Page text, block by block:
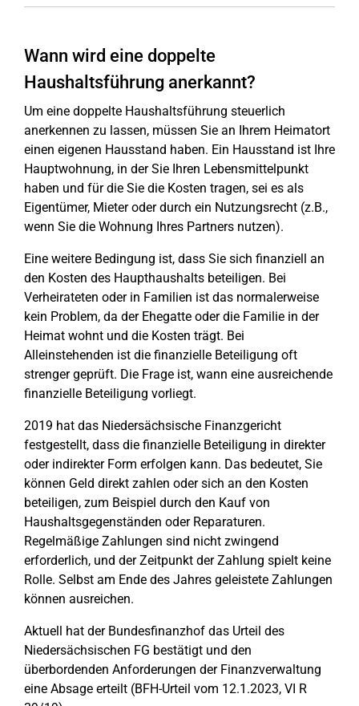
Wann wird eine doppelte
Haushaltsführung anerkannt?
Um eine doppelte Haushaltsführung steuerlich
anerkennen zu lassen, müssen Sie an Ihrem Heimatort
einen eigenen Hausstand haben. Ein Hausstand ist Ihre
Hauptwohnung, in der Sie Ihren Lebensmittelpunkt
haben und für die Sie die Kosten tragen, sei es als
Eigentümer, Mieter oder durch ein Nutzungsrecht (z.B.,
wenn Sie die Wohnung Ihres Partners nutzen).
Eine weitere Bedingung ist, dass Sie sich finanziell an
den Kosten des Haupthaushalts beteiligen. Bei
Verheirateten oder in Familien ist das normalerweise
kein Problem, da der Ehegatte oder die Familie in der
Heimat wohnt und die Kosten trägt. Bei
Alleinstehenden ist die finanzielle Beteiligung oft
strenger geprüft. Die Frage ist, wann eine ausreichende
finanzielle Beteiligung vorliegt.
2019 hat das Niedersächsische Finanzgericht
festgestellt, dass die finanzielle Beteiligung in direkter
oder indirekter Form erfolgen kann. Das bedeutet, Sie
können Geld direkt zahlen oder sich an den Kosten
beteiligen, zum Beispiel durch den Kauf von
Haushaltsgegenständen oder Reparaturen.
Regelmäßige Zahlungen sind nicht zwingend
erforderlich, und der Zeitpunkt der Zahlung spielt keine
Rolle. Selbst am Ende des Jahres geleistete Zahlungen
können ausreichen.
Aktuell hat der Bundesfinanzhof das Urteil des
Niedersächsischen FG bestätigt und den
überbordenden Anforderungen der Finanzverwaltung
eine Absage erteilt (BFH-Urteil vom 12.1.2023, VI R